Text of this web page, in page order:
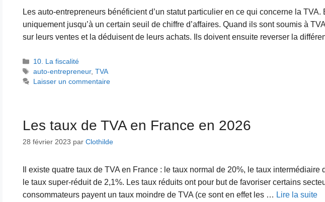
Les auto-entrepreneurs bénéficient d’un statut particulier en ce qui concerne la
uniquement jusqu’à un certain seuil de chiffre d’affaires. Quand ils sont soumis à
sur leurs ventes et la déduisent de leurs achats. Ils doivent ensuite reverser la
Catégories
10. La fiscalité
Étiquettes
auto-entrepreneur,TVA
Laisser un commentaire
Les taux de TVA en France en 2026
28 février 2023 par Clothilde
Il existe quatre taux de TVA en France : le taux normal de 20%, le taux intermédiaire
le taux super-réduit de 2,1%. Les taux réduits ont pour but de favoriser certains
consommateurs payent un taux moindre de TVA (ce sont en effet les … Lire la suite